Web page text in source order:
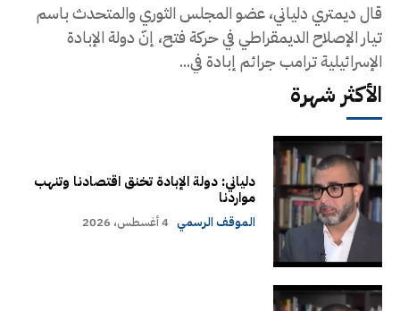
قال ديمتري دلياني، عضو المجلس الثوري والمتحدث باسم
تيار الإصلاح الديمقراطي في حركة فتح، إنّ دولة الإبادة
الإسرائيلية ترامب جرائم إبادة في...
الأكثر شهرة
دلياني: دولة الإبادة تخنق اقتصادنا وتنهب
مواردنا
الموقف الرسمي 4 أغسطس، 2026